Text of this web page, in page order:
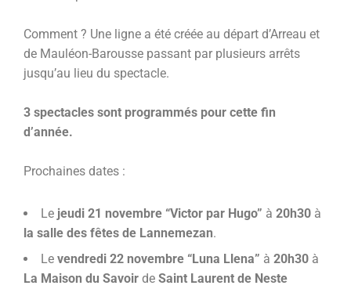
Comment ? Une ligne a été créée au départ d’Arreau et
de Mauléon-Barousse passant par plusieurs arrêts
jusqu’au lieu du spectacle.
3 spectacles sont programmés pour cette fin
d’année.
Prochaines dates :
Le jeudi 21 novembre “Victor par Hugo” à 20h30 à
la salle des fêtes de Lannemezan.
Le vendredi 22 novembre “Luna Llena” à 20h30 à
La Maison du Savoir de Saint Laurent de Neste